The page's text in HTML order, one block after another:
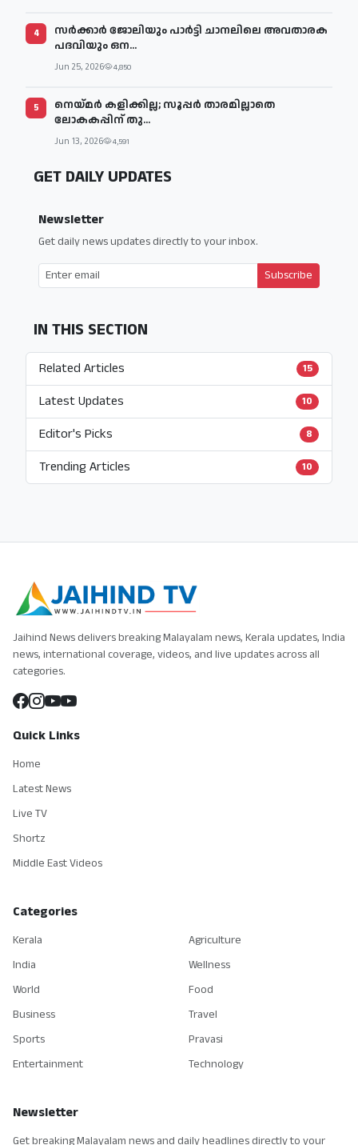
4
സര്‍ക്കാര്‍ ജോലിയും പാര്‍ട്ടി ചാനലിലെ അവതാരക
പദവിയും ഒന...
Jun 25, 2026 4,850
5
നെയ്മര്‍ കളിക്കില്ല; സൂപ്പര്‍ താരമില്ലാതെ
ലോകകപ്പിന് തു...
Jun 13, 2026 4,591
GET DAILY UPDATES
Newsletter
Get daily news updates directly to your inbox.
Subscribe
IN THIS SECTION
Related Articles 15
Latest Updates 10
Editor's Picks 8
Trending Articles 10
Jaihind News delivers breaking Malayalam news, Kerala updates, India
news, international coverage, videos, and live updates across all
categories.
Quick Links
Home
Latest News
Live TV
Shortz
Middle East Videos
Categories
Kerala
India
World
Business
Sports
Entertainment
Agriculture
Wellness
Food
Travel
Pravasi
Technology
Newsletter
Get breaking Malayalam news and daily headlines directly to your